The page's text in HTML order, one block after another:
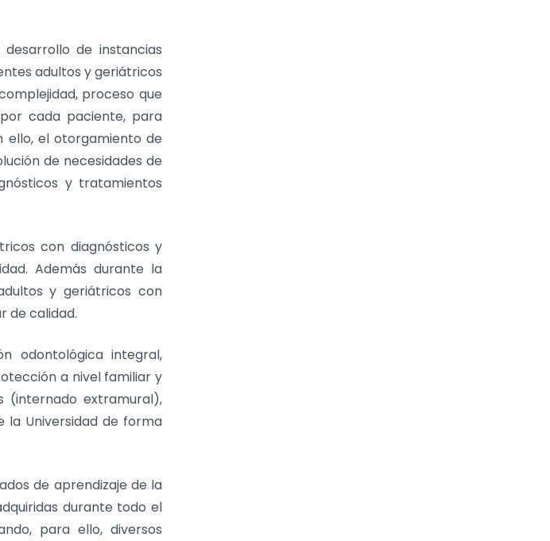
de instancias
adultos y geriátricos
proceso que
cada paciente, para
ello, el otorgamiento de
de necesidades de
y tratamientos
con diagnósticos y
Además durante la
y geriátricos con
de calidad.
odontológica integral,
a nivel familiar y
(internado extramural),
la Universidad de forma
de aprendizaje de la
durante todo el
para ello, diversos